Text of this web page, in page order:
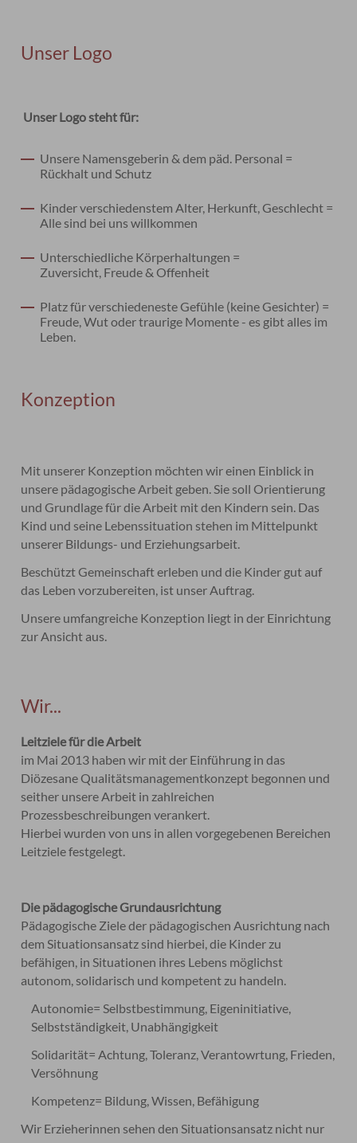
Unser Logo
Unser Logo steht für:
Unsere Namensgeberin & dem päd. Personal =
Rückhalt und Schutz
Kinder verschiedenstem Alter, Herkunft, Geschlecht =
Alle sind bei uns willkommen
Unterschiedliche Körperhaltungen =
Zuversicht, Freude & Offenheit
Platz für verschiedeneste Gefühle (keine Gesichter) =
Freude, Wut oder traurige Momente - es gibt alles im
Leben.
Konzeption
Mit unserer Konzeption möchten wir einen Einblick in
unsere pädagogische Arbeit geben. Sie soll Orientierung
und Grundlage für die Arbeit mit den Kindern sein. Das
Kind und seine Lebenssituation stehen im Mittelpunkt
unserer Bildungs- und Erziehungsarbeit.
Beschützt Gemeinschaft erleben und die Kinder gut auf
das Leben vorzubereiten, ist unser Auftrag.
Unsere umfangreiche Konzeption liegt in der Einrichtung
zur Ansicht aus.
Wir...
Leitziele für die Arbeit
im Mai 2013 haben wir mit der Einführung in das
Diözesane Qualitätsmanagementkonzept begonnen und
seither unsere Arbeit in zahlreichen
Prozessbeschreibungen verankert.
Hierbei wurden von uns in allen vorgegebenen Bereichen
Leitziele festgelegt.
Die pädagogische Grundausrichtung
Pädagogische Ziele der pädagogischen Ausrichtung nach
dem Situationsansatz sind hierbei, die Kinder zu
befähigen, in Situationen ihres Lebens möglichst
autonom, solidarisch und kompetent zu handeln.
Autonomie= Selbstbestimmung, Eigeninitiative,
Selbstständigkeit, Unabhängigkeit
Solidarität= Achtung, Toleranz, Verantowrtung, Frieden,
Versöhnung
Kompetenz= Bildung, Wissen, Befähigung
Wir Erzieherinnen sehen den Situationsansatz nicht nur